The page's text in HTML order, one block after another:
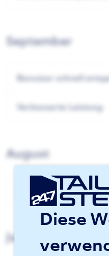
Diese
September
Benutzer schnell
Verbesserte Leistung
August
Bestellrechte pro
Juli